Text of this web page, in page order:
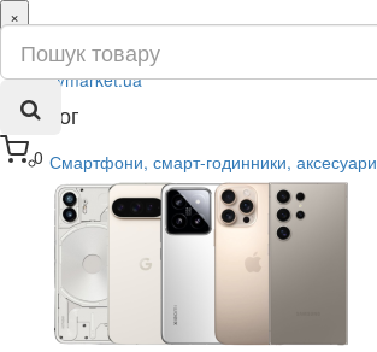
0
×
ru
ua
Каталог
Смартфони, смарт-годинники, аксесуари